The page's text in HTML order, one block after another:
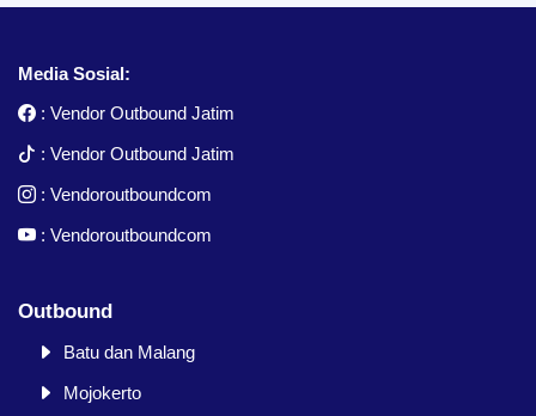
Media Sosial:
: Vendor Outbound Jatim
: Vendor Outbound Jatim
: Vendoroutboundcom
: Vendoroutboundcom
Outbound
Batu dan Malang
Mojokerto